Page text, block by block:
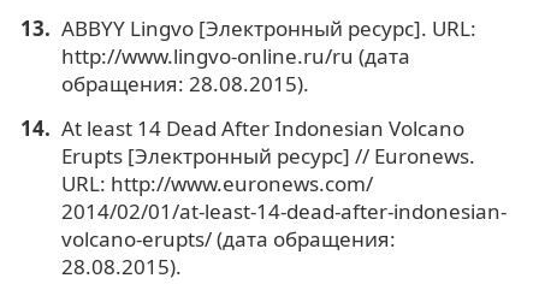
ABBYY Lingvo [Электронный ресурс]. URL:
http://www.lingvo-online.ru/ru (дата
обращения: 28.08.2015).
At least 14 Dead After Indonesian Volcano
Erupts [Электронный ресурс] // Euronews.
URL: http://www.euronews.com/
2014/02/01/at-least-14-dead-after-indonesian-
volcano-erupts/ (дата обращения:
28.08.2015).